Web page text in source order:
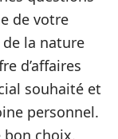
de votre
la nature
d’affaires
souhaité et
personnel.
bon choix.